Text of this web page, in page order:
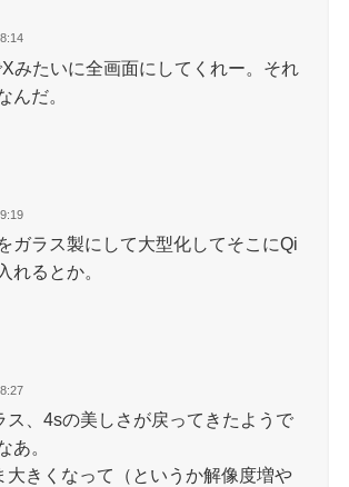
みたいに全画面にしてくれー。それ
んだ。
ガラス製にして大型化してそこにQi
れるとか。
ス、4sの美しさが戻ってきたようで
あ。
大きくなって（というか解像度増や